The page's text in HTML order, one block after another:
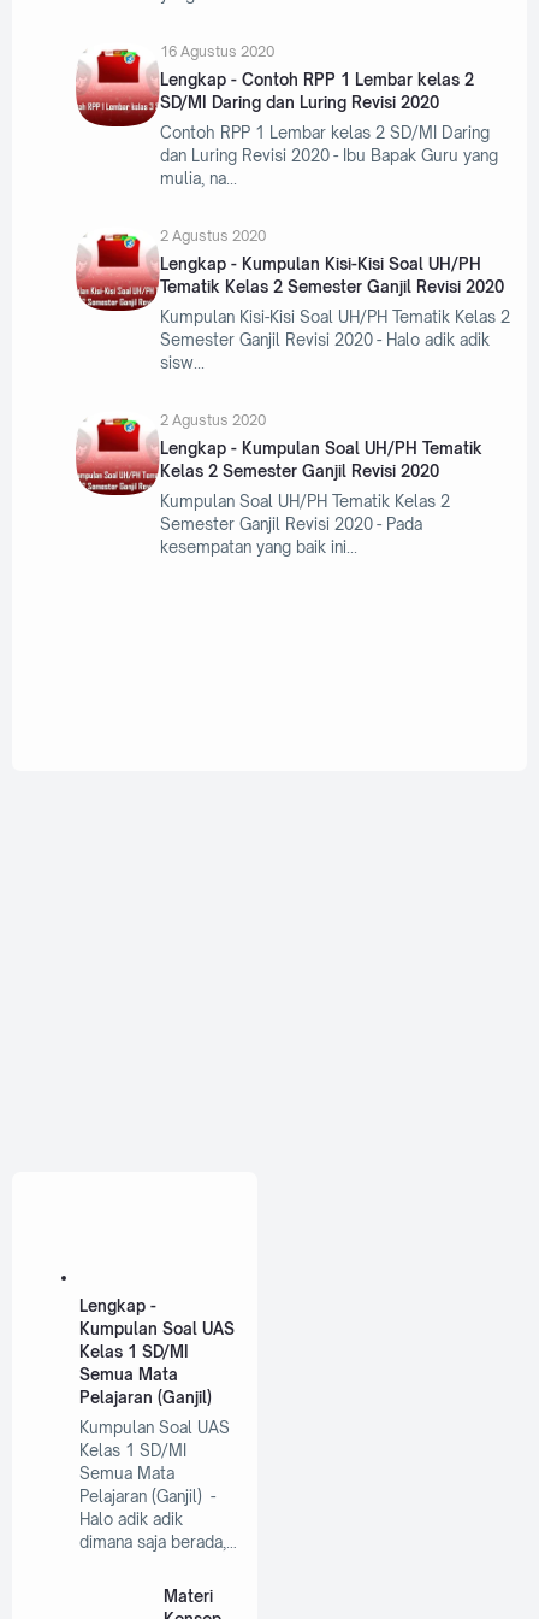
16 Agustus 2020
Lengkap - Contoh RPP 1 Lembar kelas 2
SD/MI Daring dan Luring Revisi 2020
Contoh RPP 1 Lembar kelas 2 SD/MI Daring
dan Luring Revisi 2020 - Ibu Bapak Guru yang
mulia, na
2 Agustus 2020
Lengkap - Kumpulan Kisi-Kisi Soal UH/PH
Tematik Kelas 2 Semester Ganjil Revisi 2020
Kumpulan Kisi-Kisi Soal UH/PH Tematik Kelas 2
Semester Ganjil Revisi 2020 - Halo adik adik
sisw
2 Agustus 2020
Lengkap - Kumpulan Soal UH/PH Tematik
Kelas 2 Semester Ganjil Revisi 2020
Kumpulan Soal UH/PH Tematik Kelas 2
Semester Ganjil Revisi 2020 - Pada
kesempatan yang baik ini
Lengkap -
Kumpulan Soal UAS
Kelas 1 SD/MI
Semua Mata
Pelajaran (Ganjil)
Kumpulan Soal UAS
Kelas 1 SD/MI
Semua Mata
Pelajaran (Ganjil) -
Halo adik adik
dimana saja berada,…
Materi